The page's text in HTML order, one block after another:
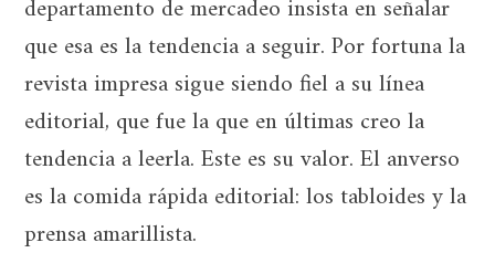
departamento de mercadeo insista en señalar
que esa es la tendencia a seguir. Por fortuna la
revista impresa sigue siendo fiel a su línea
editorial, que fue la que en últimas creo la
tendencia a leerla. Este es su valor. El anverso
es la comida rápida editorial: los tabloides y la
prensa amarillista.